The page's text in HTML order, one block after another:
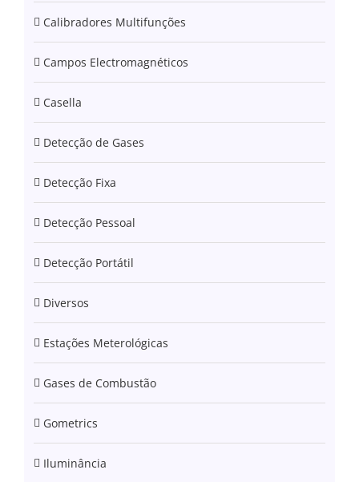
Calibradores Multifunções
Campos Electromagnéticos
Casella
Detecção de Gases
Detecção Fixa
Detecção Pessoal
Detecção Portátil
Diversos
Estações Meterológicas
Gases de Combustão
Gometrics
Iluminância